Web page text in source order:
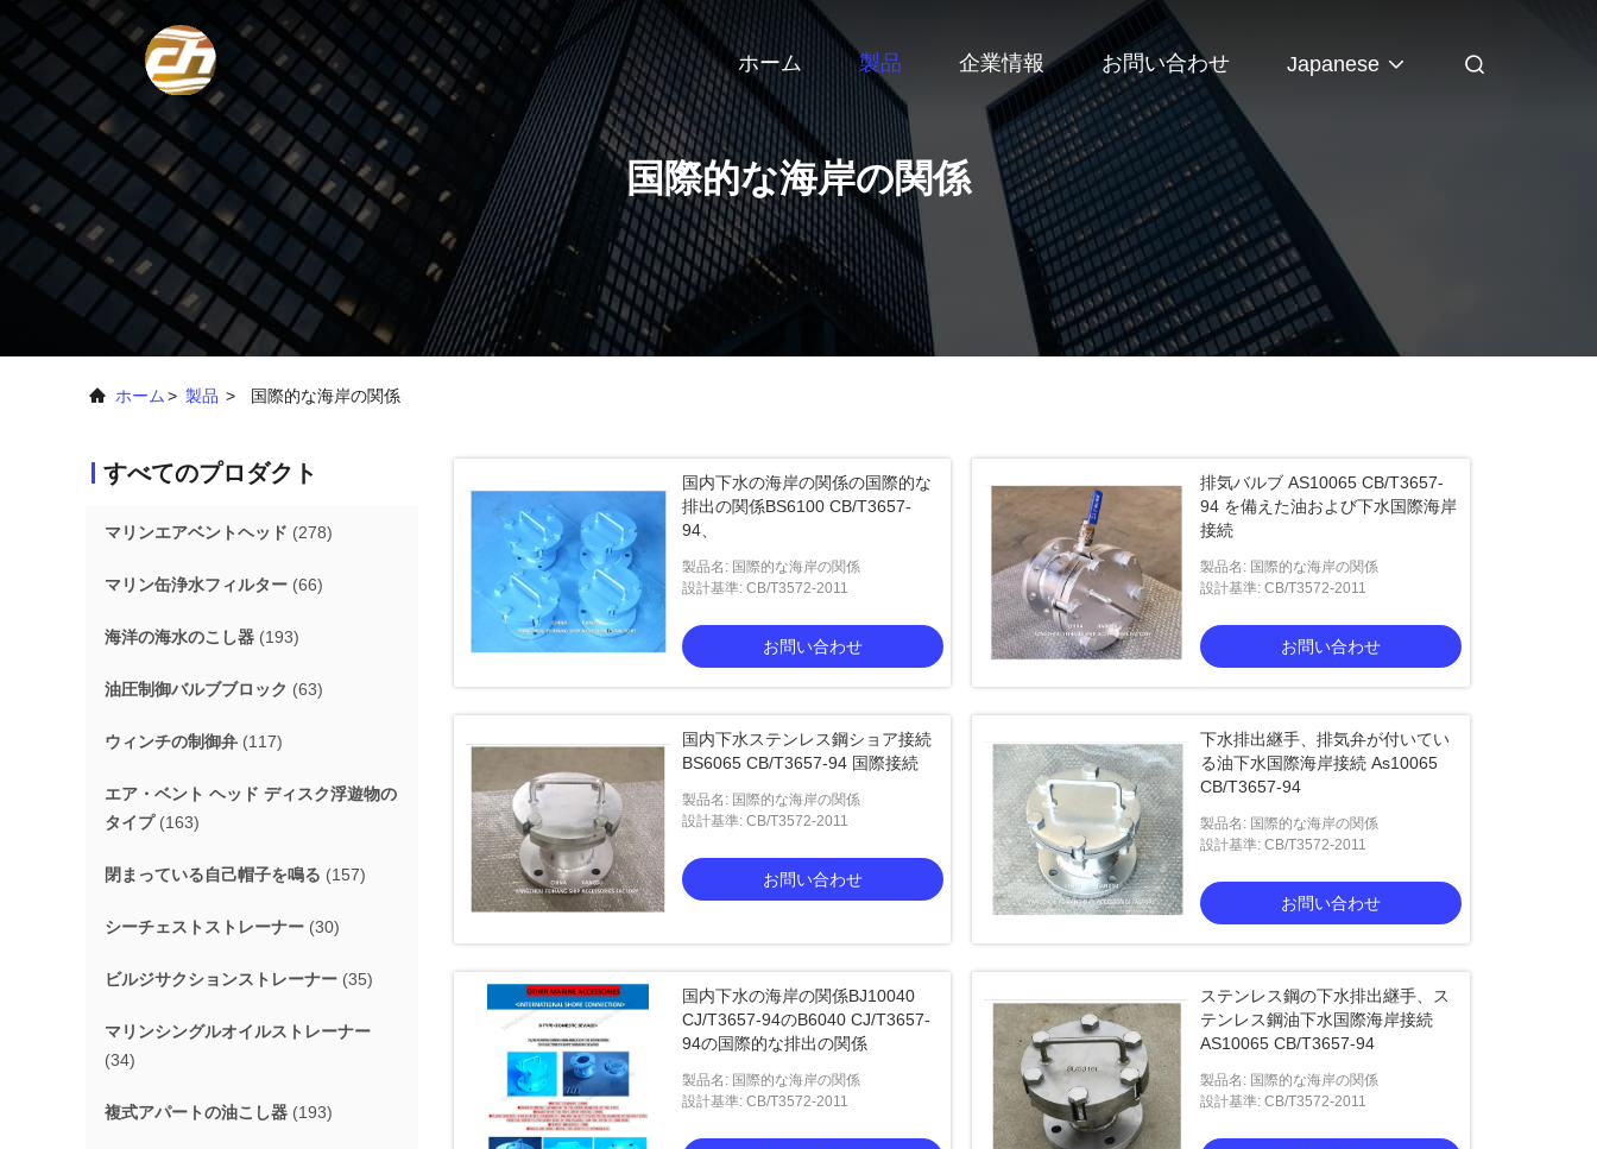
ホーム 製品 企業情報 お問い合わせ Japanese
国際的な海岸の関係
ホーム > 製品 > 国際的な海岸の関係
すべてのプロダクト
マリンエアベントヘッド (278)
マリン缶浄水フィルター (66)
海洋の海水のこし器 (193)
油圧制御バルブブロック (63)
ウィンチの制御弁 (117)
エア・ベント ヘッド ディスク浮遊物の
タイプ(163)
閉まっている自己帽子を鳴る (157)
シーチェストストレーナー (30)
ビルジサクションストレーナー (35)
マリンシングルオイルストレーナー
(34)
複式アパートの油こし器 (193)
国内下水の海岸の関係の国際的な
排出の関係BS6100 CB/T3657-
94、
製品名: 国際的な海岸の関係
設計基準: CB/T3572-2011
お問い合わせ
排気バルブ AS10065 CB/T3657-
94 を備えた油および下水国際海岸
接続
製品名: 国際的な海岸の関係
設計基準: CB/T3572-2011
お問い合わせ
国内下水ステンレス鋼ショア接続
BS6065 CB/T3657-94 国際接続
製品名: 国際的な海岸の関係
設計基準: CB/T3572-2011
お問い合わせ
下水排出継手、排気弁が付いてい
る油下水国際海岸接続 As10065
CB/T3657-94
製品名: 国際的な海岸の関係
設計基準: CB/T3572-2011
お問い合わせ
国内下水の海岸の関係BJ10040
CJ/T3657-94のB6040 CJ/T3657-
94の国際的な排出の関係
製品名: 国際的な海岸の関係
設計基準: CB/T3572-2011
ステンレス鋼の下水排出継手、ス
テンレス鋼油下水国際海岸接続
AS10065 CB/T3657-94
製品名: 国際的な海岸の関係
設計基準: CB/T3572-2011